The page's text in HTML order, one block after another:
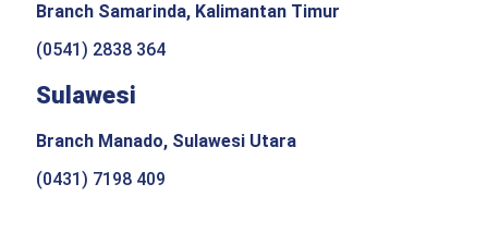
Branch Samarinda, Kalimantan Timur
(0541) 2838 364
Sulawesi
Branch Manado, Sulawesi Utara
(0431) 7198 409